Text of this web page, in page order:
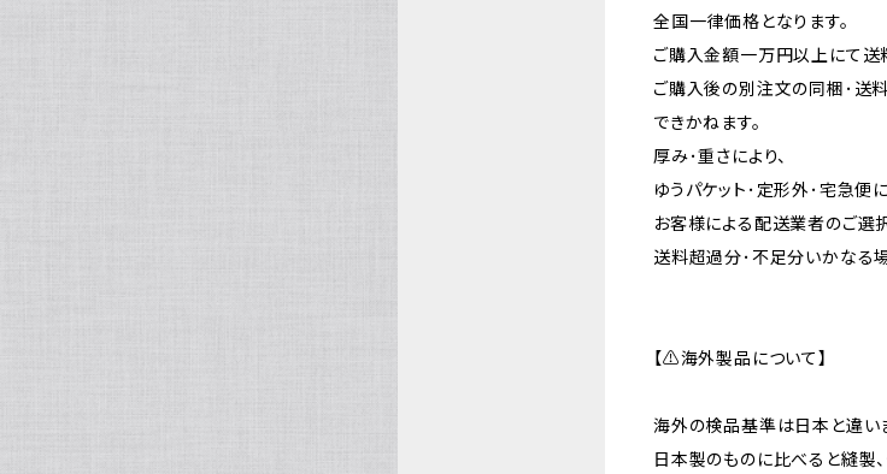
全国一律価格となります。
ご購入金額一万円以上にて送
ご購入後の別注文の同梱･送
できかねます。
厚み･重さにより、
ゆうパケット･定形外･宅急便
お客様による配送業者のご選
送料超過分･不足分いかなる
【⚠海外製品について】
海外の検品基準は日本と違い
日本製のものに比べると縫製、